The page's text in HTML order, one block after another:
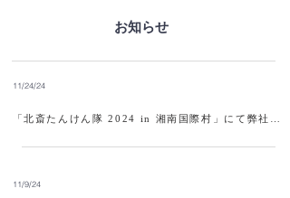
お知らせ
11/24/24
11/9/24